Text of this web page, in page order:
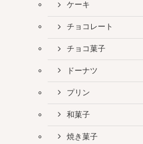
ケーキ
チョコレート
チョコ菓子
ドーナツ
プリン
和菓子
焼き菓子